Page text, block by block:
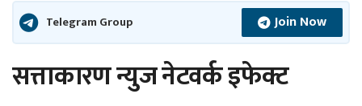
Telegram Group Join Now
सत्ताकारण न्युज नेटवर्क इफेक्ट